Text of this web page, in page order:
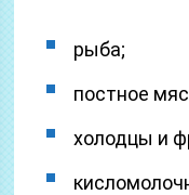
рыба;
постное
холодцы и